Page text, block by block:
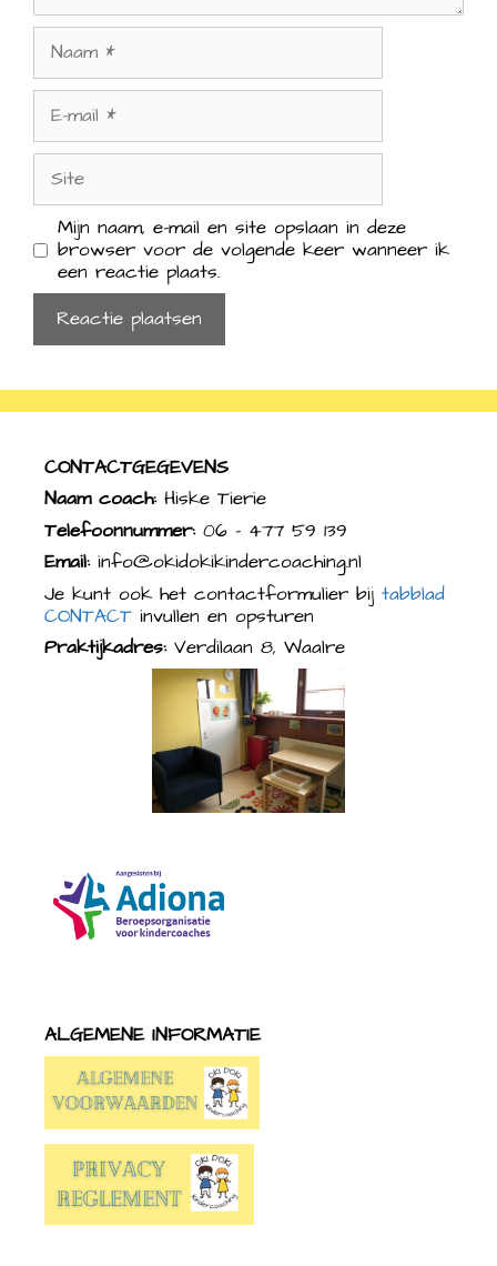
Naam
E-
mail
Site
Mijn naam, e-mail en site opslaan in deze
browser voor de volgende keer wanneer ik
een reactie plaats.
CONTACTGEGEVENS
Naam coach: Hiske Tierie
Telefoonnummer:06 – 477 59 139
Email:info@okidokikindercoaching.nl
Je kunt ook het contactformulier bij tabblad
CONTACT invullen en opsturen
Praktijkadres:Verdilaan 8, Waalre
ALGEMENE INFORMATIE